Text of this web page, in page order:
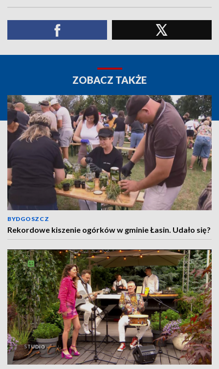
ZOBACZ TAKŻE
BYDGOSZCZ
Rekordowe kiszenie ogórków w gminie Łasin. Udało się?